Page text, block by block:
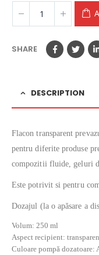
SHARE
DESCRIPTION
Flacon transparent
pentru diferite produse
compozitii fluide, geluri
Este potrivit si pentru
Dozajul (la o apăsare a
Volum: 250 ml
Aspect recipient:
Culoare pompă dozatoare: